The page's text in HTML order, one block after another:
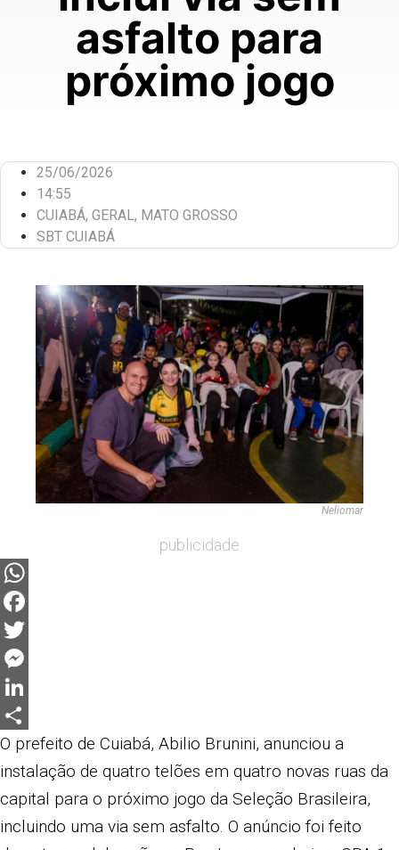
asfalto para
próximo jogo
25/06/2026
14:55
CUIABÁ, GERAL, MATO GROSSO
SBT CUIABÁ
Neliomar
publicidade
WhatsApp
Facebook
Twitter
Messenger
LinkedIn
Share
O prefeito de Cuiabá, Abilio Brunini, anunciou a
instalação de quatro telões em quatro novas ruas da
capital para o próximo jogo da Seleção Brasileira,
incluindo uma via sem asfalto. O anúncio foi feito